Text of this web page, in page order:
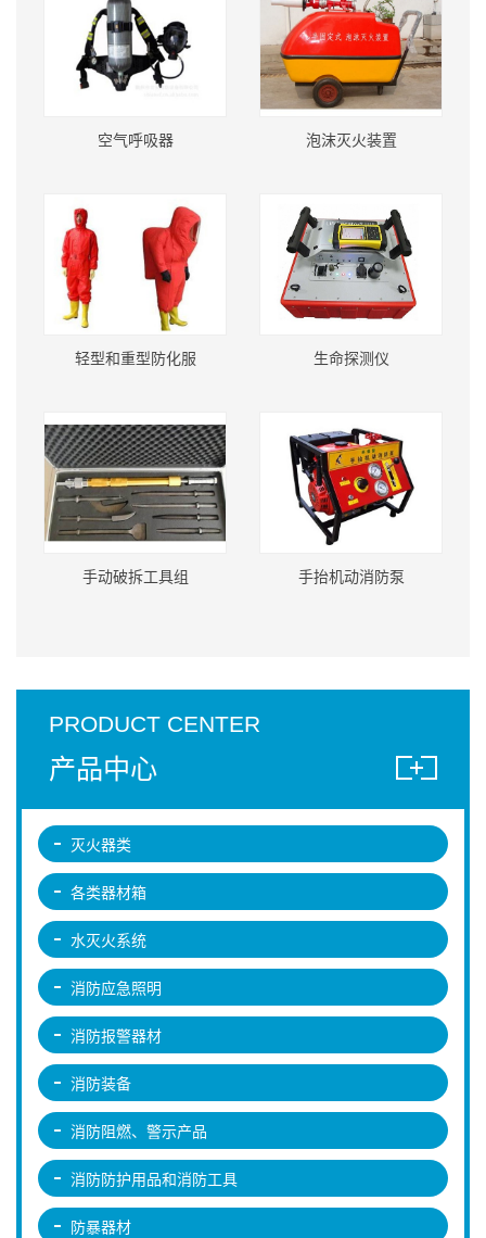
空气呼吸器 泡沫灭火装置
轻型和重型防化服 生命探测仪
手动破拆工具组 手抬机动消防泵
PRODUCT CENTER
产品中心
灭火器类
各类器材箱
水灭火系统
消防应急照明
消防报警器材
消防装备
消防阻燃、警示产品
消防防护用品和消防工具
防暴器材